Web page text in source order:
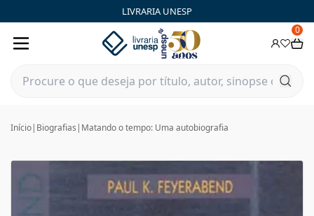
LIVRARIA UNESP
0
Início| Biografias | Matando o tempo: Uma autobiografia